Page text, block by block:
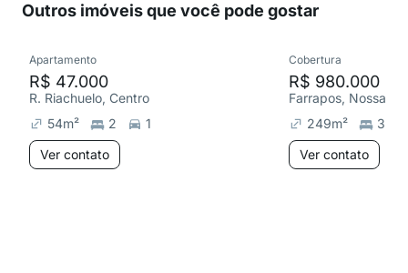
Outros imóveis que você pode gostar
Apartamento
R$ 47.000
R. Riachuelo, Centro
54m² 2
1
Ver contato
Cobertura
R$ 980.000
Farrapos, Nossa
249m²
3
Ver contato